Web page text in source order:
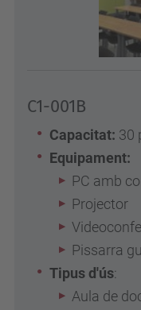
C1-001B
Capacitat: 30
Equipament:
PC amb
Projector
Pissarra
Tipus d'ús:
Aula de